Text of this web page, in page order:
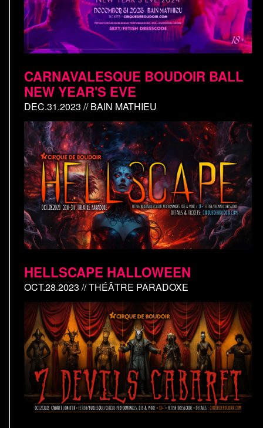
CARNAVALESQUE BOUDOIR BALL
NEW YEAR'S EVE
DEC.31.2023 // BAIN MATHIEU
HELLSCAPE HALLOWEEN
OCT.28.2023 // THÉÂTRE PARADOXE